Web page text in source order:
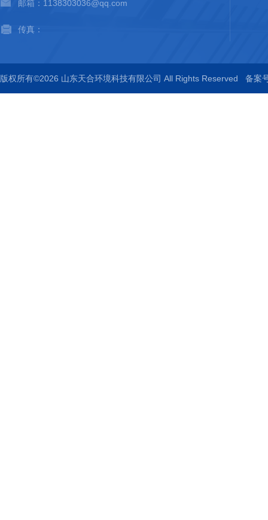
邮箱：1138303036@qq.com
传真：
版权所有©2026 山东天合环境科技有限公司 All Rights Reserved 备案